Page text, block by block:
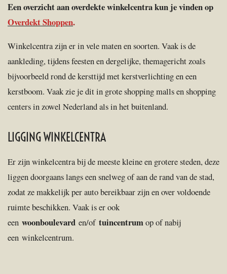
Een overzicht aan overdekte winkelcentra kun je vinden op
Overdekt Shoppen.
Winkelcentra zijn er in vele maten en soorten. Vaak is de
aankleding, tijdens feesten en dergelijke, themagericht zoals
bijvoorbeeld rond de kersttijd met kerstverlichting en een
kerstboom. Vaak zie je dit in grote shopping malls en shopping
centers in zowel Nederland als in het buitenland.
LIGGING WINKELCENTRA
Er zijn winkelcentra bij de meeste kleine en grotere steden, deze
liggen doorgaans langs een snelweg of aan de rand van de stad,
zodat ze makkelijk per auto bereikbaar zijn en over voldoende
ruimte beschikken. Vaak is er ook
een woonboulevard en/of tuincentrumop of nabij
een winkelcentrum.